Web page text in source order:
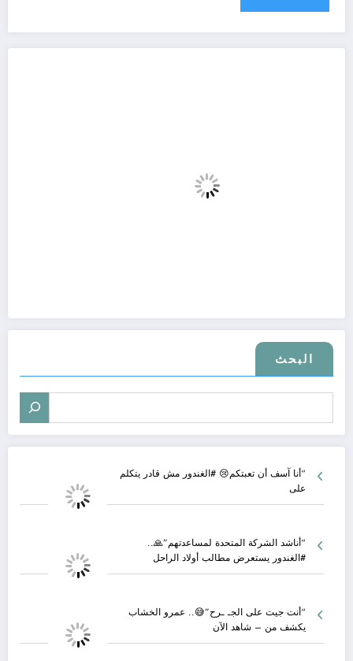
البحث
“أنا آسف أن تعبتكم😢 #الغندور مش قادر يتكلم
على
“أناشد الشركة المتحدة لمساعدتهم”🙏..
#الغندور يستعرض مطالب أولاد الراحل
“أنت جيت على الجـ ـرح”😅.. عمرو الخشاب
يكشف من – شاهد الآن